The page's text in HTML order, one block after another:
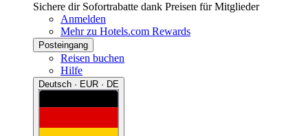
Sichere dir Sofortrabatte dank Preisen für Mitglieder
Anmelden
Mehr zu Hotels.com Rewards
Posteingang
Reisen buchen
Hilfe
Deutsch · EUR · DE